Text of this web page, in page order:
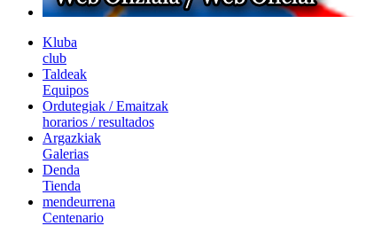
Kluba
club
Taldeak
Equipos
Ordutegiak / Emaitzak
horarios / resultados
Argazkiak
Galerias
Denda
Tienda
mendeurrena
Centenario